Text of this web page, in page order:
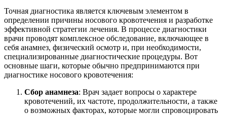
Точная диагностика является ключевым элементом в
определении причины носового кровотечения и разработке
эффективной стратегии лечения. В процессе диагностики
врачи проводят комплексное обследование, включающее в
себя анамнез, физический осмотр и, при необходимости,
специализированные диагностические процедуры. Вот
основные шаги, которые обычно предпринимаются при
диагностике носового кровотечения:
Сбор анамнеза: Врач задает вопросы о характере
кровотечений, их частоте, продолжительности, а также
о возможных факторах, которые могли спровоцировать